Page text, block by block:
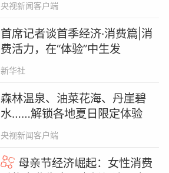
央视新闻客户端
首席记者谈首季经济·消费篇|消
费活力，在“体验”中生发
新华社
森林温泉、油菜花海、丹崖碧
水……解锁各地夏日限定体验
央视新闻客户端
母亲节经济崛起：女性消费